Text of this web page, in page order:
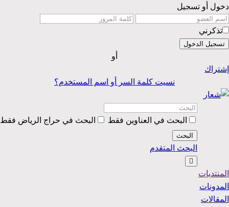
دخول أو تسجيل
تذكرني
تسجيل الدخول
أو
إشتراك
نسيت كلمة السر أو اسم المستخدم؟
البحث في العناوين فقط البحث في حراج الرياض فقط
البحث
البحث المتقدم
المنتديات
المدونات
المقالات